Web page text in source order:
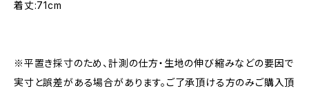
着丈:71cm
※平置き採寸のため、計測の仕方・生地の伸び縮みなどの要因で
実寸と誤差がある場合があります。ご了承頂ける方のみご購入頂